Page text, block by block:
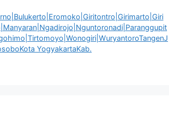
YogyakartaKab.